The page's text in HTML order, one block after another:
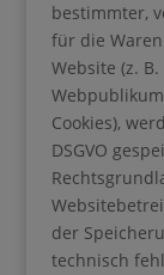
bestimmter,
für die
Website (z.
Cookies),
DSGVO
der
technisch